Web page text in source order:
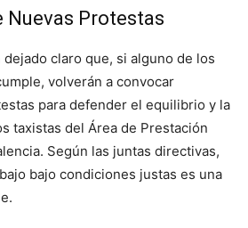
Protestas
dejado claro que, si alguno de los
volverán a convocar
para defender el equilibrio y la
taxistas del Área de Prestación
Según las juntas directivas,
bajo condiciones justas es una